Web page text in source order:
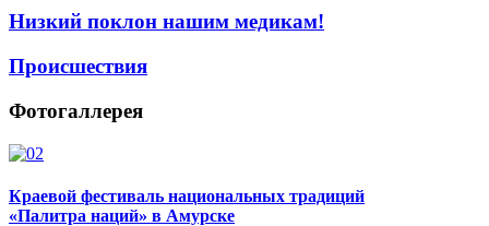
Низкий поклон нашим медикам!
Происшествия
Фотогаллерея
Краевой фестиваль национальных традиций
«Палитра наций» в Амурске